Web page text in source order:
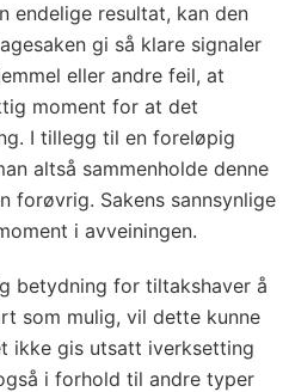
endelige resultat, kan den
gi så klare signaler
eller andre feil, at
moment for at det
I tillegg til en foreløpig
altså sammenholde denne
forøvrig. Sakens sannsynlige
i avveiningen.
betydning for tiltakshaver å
som mulig, vil dette kunne
ikke gis utsatt iverksetting
i forhold til andre typer